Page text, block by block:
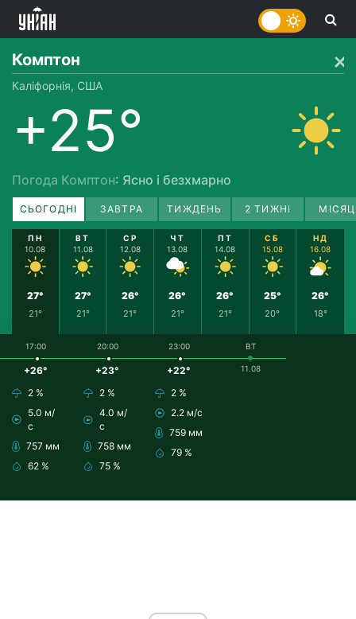
Комптон
Каліфорнія, США
+25°
Погода Комптон: Ясно і безхмарно
СЬОГОДНІ ЗАВТРА ТИЖДЕНЬ 2 ТИЖНІ
ПН
10.08
27°
21°
ВТ
11.08
27°
21°
СР
12.08
26°
21°
ЧТ
13.08
26°
21°
ПТ
14.08
26°
21°
СБ
15.08
25°
20°
НД
16.08
26°
18°
17:00
+26°
2 %
5.0 м/
с
757 мм
62 %
20:00
+23°
2 %
4.0 м/
с
758 мм
75 %
23:00
+22°
2 %
2.2 м/с
759 мм
79 %
ВТ
11.08